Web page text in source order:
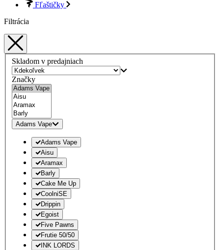
Fľaštičky
Filtrácia
Skladom v predajniach
Značky
Adams Vape
Adams Vape
Aisu
Aramax
Barly
Cake Me Up
CoolniSE
Drippin
Egoist
Five Pawns
Frutie 50/50
INK LORDS